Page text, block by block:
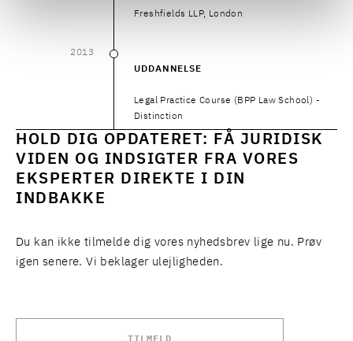
Freshfields LLP, London
2013
UDDANNELSE
Legal Practice Course (BPP Law School) -
Distinction
HOLD DIG OPDATERET: FÅ JURIDISK
VIDEN OG INDSIGTER FRA VORES
EKSPERTER DIREKTE I DIN
INDBAKKE
Du kan ikke tilmelde dig vores nyhedsbrev lige nu. Prøv
igen senere. Vi beklager ulejligheden.
TILMELD